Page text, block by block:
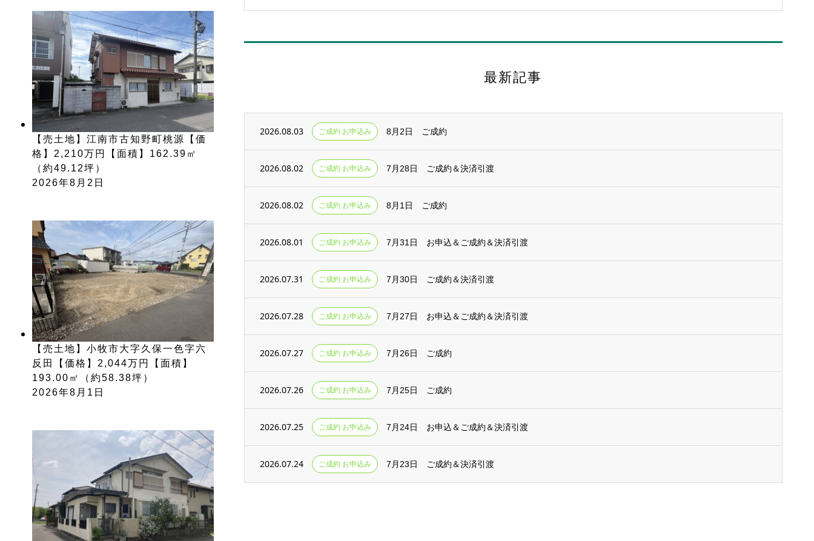
最新記事
2026.08.03 ご成約 お申込み 8月2日 ご成約
2026.08.02 ご成約 お申込み 7月28日 ご成約＆決済引渡
2026.08.02 ご成約 お申込み 8月1日 ご成約
2026.08.01 ご成約 お申込み 7月31日 お申込＆ご成約＆決済引渡
2026.07.31 ご成約 お申込み 7月30日 ご成約＆決済引渡
2026.07.28 ご成約 お申込み 7月27日 お申込＆ご成約＆決済引渡
2026.07.27 ご成約 お申込み 7月26日 ご成約
2026.07.26 ご成約 お申込み 7月25日 ご成約
2026.07.25 ご成約 お申込み 7月24日 お申込＆ご成約＆決済引渡
2026.07.24 ご成約 お申込み 7月23日 ご成約＆決済引渡
【売土地】江南市古知野町桃源【価
格】2,210万円【面積】162.39㎡
（約49.12坪）
2026年8月2日
【売土地】小牧市大字久保一色字六
反田【価格】2,044万円【面積】
193.00㎡（約58.38坪）
2026年8月1日